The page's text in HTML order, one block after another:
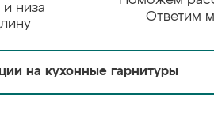
низа
Ответим
на кухонные гарнитуры